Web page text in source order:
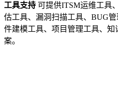
工具支持 可提供ITSM运维工具
估工具、漏洞扫描工具、BUG
件建模工具、项目管理工具、
案。